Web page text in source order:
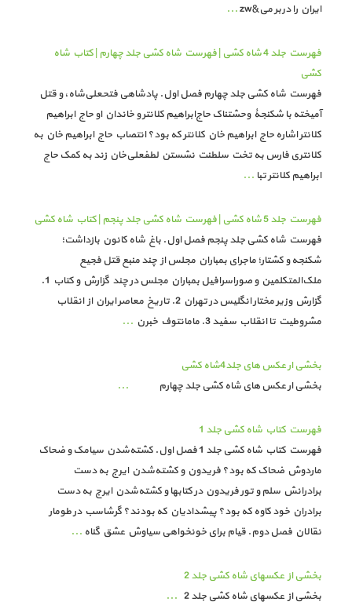
ایران را دربر می&zw
...
فهرست جلد 4 شاه کشی | فهرست شاه کشی جلد چهارم | کتاب شاه
کشی
فهرست شاه کشی جلد چهارم فصل اول. پادشاهی فتحعلی‌شاه، و قتل
آمیخته با شکنجۀ وحشتناک حاج‌ابراهیم کلانتر و خاندان او حاج ابراهیم
کلانتر اشاره حاج ابراهیم خان کلانتر که بود؟ انتصاب حاج ابراهیم خان به
کلانتری فارس به تخت سلطنت نشستن لطفعلی‌خان زند به کمک حاج
ابراهیم کلانتر تبا ...
فهرست جلد 5 شاه کشی | فهرست شاه کشی جلد پنجم | کتاب شاه کشی
فهرست شاه کشی جلد پنجم فصل اول. باغ شاه کانون بازداشت؛
شکنجه و کشتار؛ ماجرای بمباران مجلس از چند منبع قتل فجیع
ملک‌المتکلمین و صوراسرافیل بمباران مجلس در چند گزارش و کتاب 1.
گزارش وزیر مختار انگلیس در تهران 2. تاریخ معاصر ایران از انقلاب
مشروطیت تا انقلاب سفید 3. مامانتوف خبرن
...
بخشی ار عکس های جلد4شاه کشی
بخشی ار عکس های شاه کشی جلد چهارم ...
فهرست کتاب شاه کشی جلد 1
فهرست کتاب شاه کشی جلد 1 فصل اول. کشته‌شدن سیامک و ضحاک
ماردوش ضحاک که بود؟ فریدون و کشته‌شدن ایرج به دست
برادرانش سلم و تور فریدون در کتابها و کشته‌شدن ایرج به دست
برادران خود کاوه که بود؟ پیشدادیان که بودند؟ گرشاسب در طومار
نقالان فصل دوم. قیام برای خونخواهی سیاوش عشق گناه ...
بخشی از عکسهای شاه کشی جلد 2
بخشی از عکسهای شاه کشی جلد 2
...